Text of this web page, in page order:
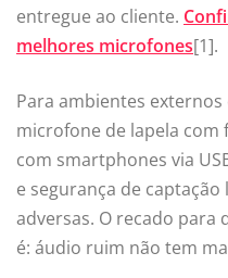
entregue ao cliente.
melhores microfones[1].
Para ambientes
microfone de lapela com
com smartphones via
e segurança de
adversas. O recado para
é: áudio ruim não tem